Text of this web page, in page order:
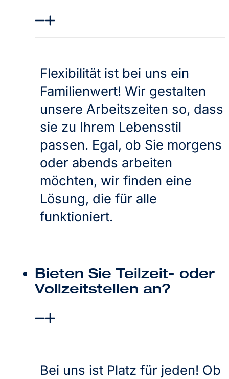
Flexibilität ist bei uns ein
Familienwert! Wir gestalten
unsere Arbeitszeiten so, dass
sie zu Ihrem Lebensstil
passen. Egal, ob Sie morgens
oder abends arbeiten
möchten, wir finden eine
Lösung, die für alle
funktioniert.
Bieten Sie Teilzeit- oder
Vollzeitstellen an?
Bei uns ist Platz für jeden! Ob